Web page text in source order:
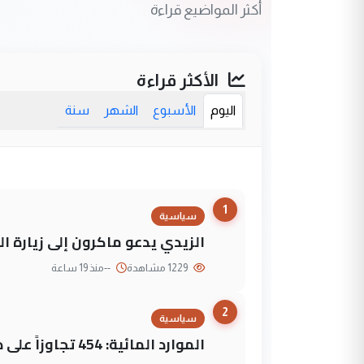
أكثر المواضيع قراءة
الأكثر قراءة
اليوم الأسبوع الشهر سنة
1
سياسية
الزيدي يدعو ماكرون إلى زيارة
--منذ 19 ساعة
2
سياسية
الموارد المائية: 454 تجاوزاً على دجلة تعود لجهات متنفذة